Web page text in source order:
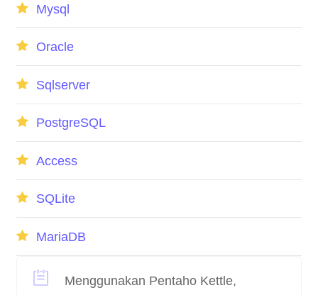
Mysql
Oracle
Sqlserver
PostgreSQL
Access
SQLite
MariaDB
Menggunakan Pentaho Kettle,